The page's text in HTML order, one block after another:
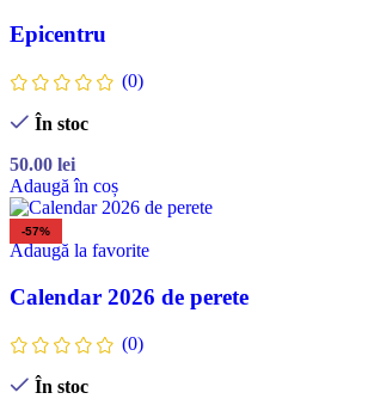
Epicentru
(0)
În stoc
50.00 lei
Adaugă în coș
-57%
Adaugă la favorite
Calendar 2026 de perete
(0)
În stoc